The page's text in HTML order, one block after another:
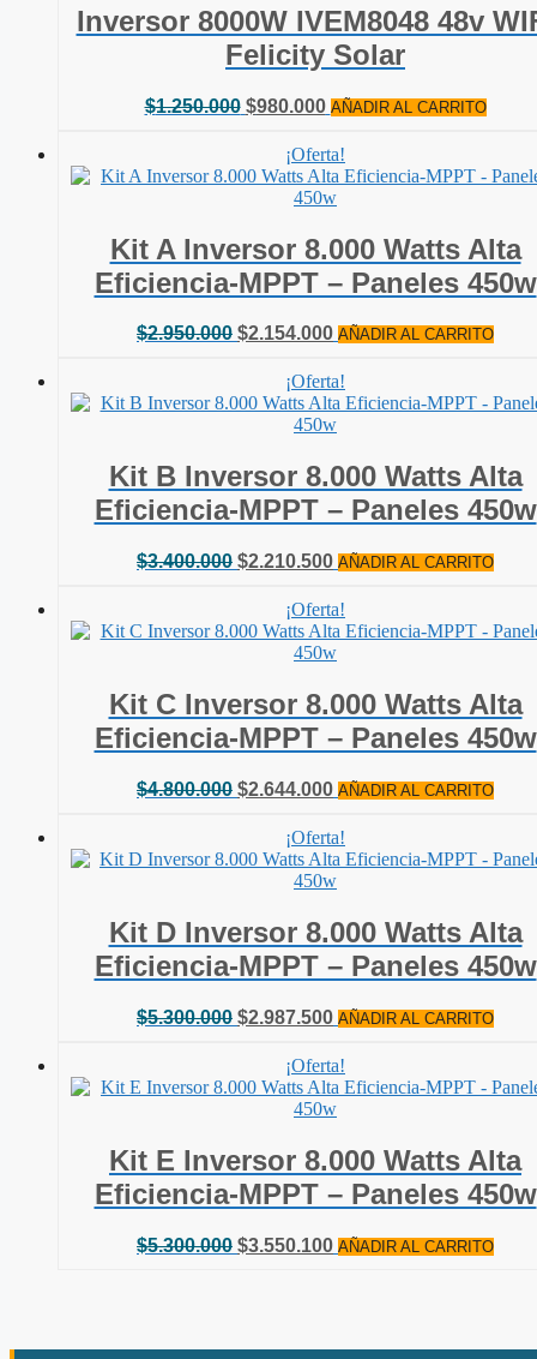
Inversor 8000W IVEM8048 48v
Felicity Solar
$1.250.000 El
original
era:
$1.250.000.
$980.000El
actual
es:
$980.000.
AÑADIR AL CARRITO
¡Oferta!
Kit A Inversor 8.000 Watts Alta
Eficiencia-MPPT – Paneles 450w
$2.950.000 El
original
era:
$2.950.000.
$2.154.000El
actual
es:
$2.154.000.
AÑADIR AL CARRITO
¡Oferta!
Kit B Inversor 8.000 Watts Alta
Eficiencia-MPPT – Paneles 450w
$3.400.000 El
original
era:
$3.400.000.
$2.210.500El
actual
es:
$2.210.500.
AÑADIR AL CARRITO
¡Oferta!
Kit C Inversor 8.000 Watts Alta
Eficiencia-MPPT – Paneles 450w
$4.800.000 El
original
era:
$4.800.000.
$2.644.000El
actual
es:
$2.644.000.
AÑADIR AL CARRITO
¡Oferta!
Kit D Inversor 8.000 Watts Alta
Eficiencia-MPPT – Paneles 450w
$5.300.000 El
original
era:
$5.300.000.
$2.987.500El
actual
es:
$2.987.500.
AÑADIR AL CARRITO
¡Oferta!
Kit E Inversor 8.000 Watts Alta
Eficiencia-MPPT – Paneles 450w
$5.300.000 El
$3.550.100El
AÑADIR AL CARRITO